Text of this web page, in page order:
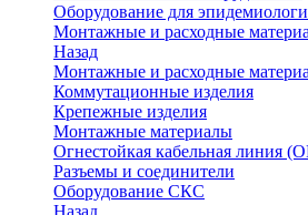
Оборудование для
Монтажные и расходные
Назад
Монтажные и расходные
Коммутационные изделия
Крепежные изделия
Монтажные материалы
Огнестойкая кабельная линия
Разъемы и соединители
Оборудование СКС
Назад